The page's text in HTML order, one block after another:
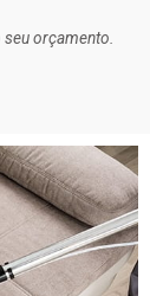
orçamento.